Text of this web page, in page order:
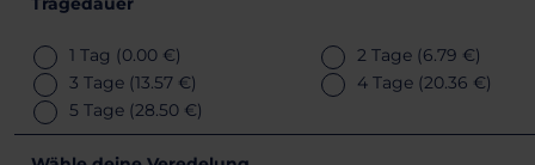
1 Tag (0.00 €) 2 Tage (6.79 €)
3 Tage (13.57 €) 4 Tage (20.36 €)
5 Tage (28.50 €)